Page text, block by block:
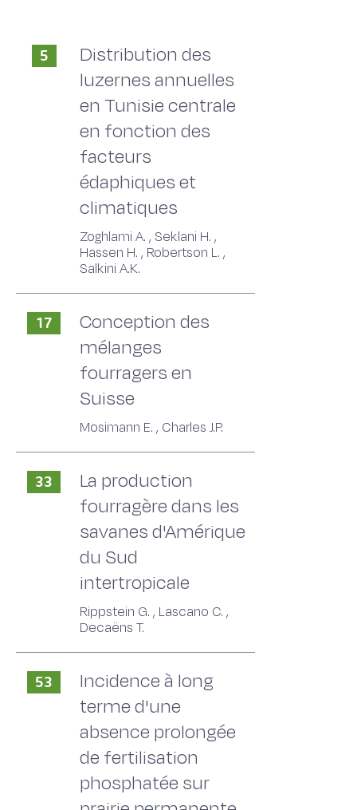
5
Distribution des
luzernes annuelles
en Tunisie centrale
en fonction des
facteurs
édaphiques et
climatiques
Zoghlami A. , Seklani H. ,
Hassen H. , Robertson L. ,
Salkini A.K.
17
Conception des
mélanges
fourragers en
Suisse
Mosimann E. , Charles J.P.
33
La production
fourragère dans les
savanes d'Amérique
du Sud
intertropicale
Rippstein G. , Lascano C. ,
Decaëns T.
53
Incidence à long
terme d'une
absence prolongée
de fertilisation
phosphatée sur